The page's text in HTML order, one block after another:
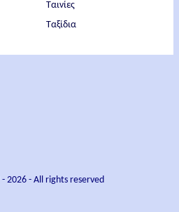
Ταινίες
Ταξίδια
- 2026- All rights reserved